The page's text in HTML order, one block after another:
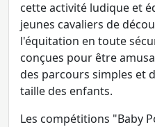
cette activité ludique et
jeunes cavaliers de
l'équitation en toute
conçues pour être
des parcours simples et
taille des enfants.
Les compétitions "Baby